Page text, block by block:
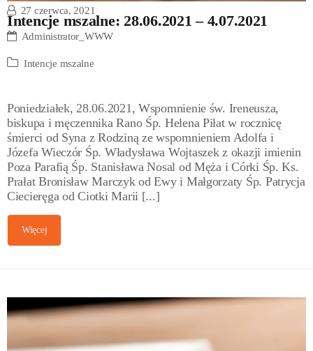
Intencje mszalne: 28.06.2021 – 4.07.2021
27 czerwca, 2021
Administrator_WWW
Intencje mszalne
Poniedziałek, 28.06.2021, Wspomnienie św. Ireneusza,
biskupa i męczennika Rano Śp. Helena Piłat w rocznicę
śmierci od Syna z Rodziną ze wspomnieniem Adolfa i
Józefa Wieczór Śp. Władysława Wojtaszek z okazji imienin
Poza Parafią Śp. Stanisława Nosal od Męża i Córki Śp. Ks.
Prałat Bronisław Marczyk od Ewy i Małgorzaty Śp. Patrycja
Ciecieręga od Ciotki Marii [...]
Więcej